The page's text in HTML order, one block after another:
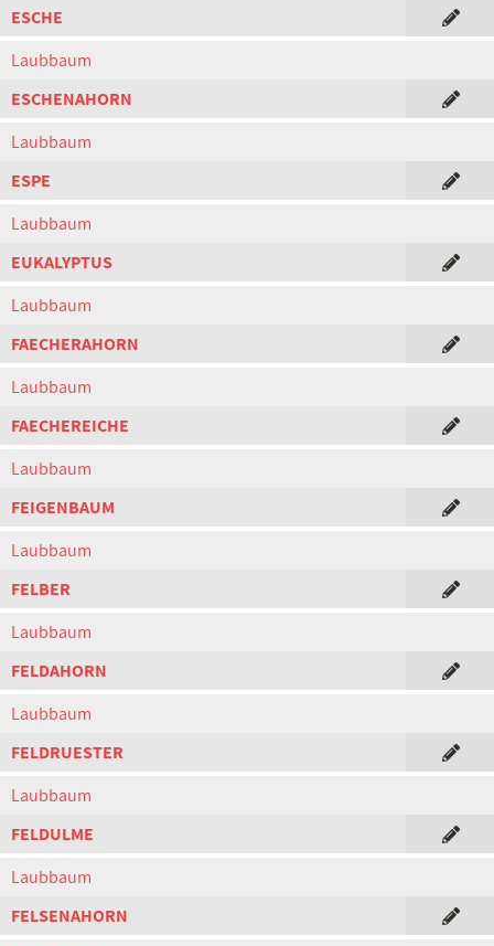
ESCHE
Laubbaum
ESCHENAHORN
Laubbaum
ESPE
Laubbaum
EUKALYPTUS
Laubbaum
FAECHERAHORN
Laubbaum
FAECHEREICHE
Laubbaum
FEIGENBAUM
Laubbaum
FELBER
Laubbaum
FELDAHORN
Laubbaum
FELDRUESTER
Laubbaum
FELDULME
Laubbaum
FELSENAHORN